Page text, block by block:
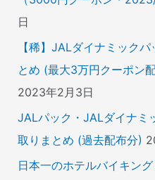
日
【稀】JALダイナミック
とめ (最大3万円クーポン
2023年2月3日
JALパック・JALダイナミ
取りまとめ (過去配布分)
日本一のホテルバイキン